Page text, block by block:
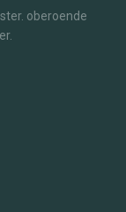
oberoende